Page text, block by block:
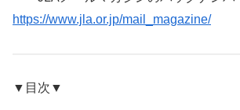
https://www.jla.or.jp/mail_magazine/
▼目次▼